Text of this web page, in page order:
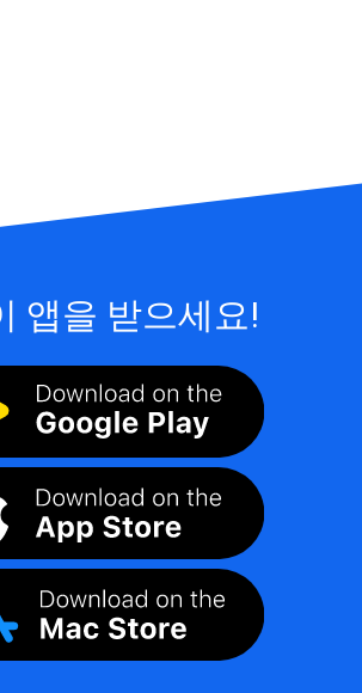
앱을 받으세요!